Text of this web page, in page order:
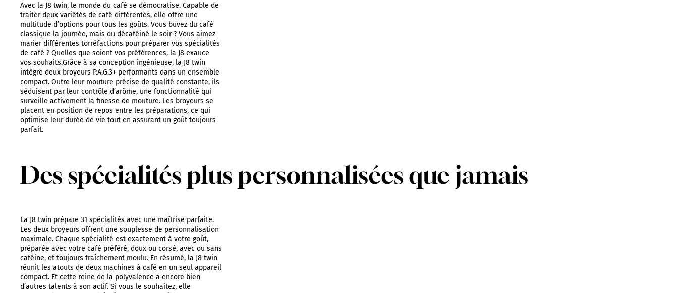
Avec la J8 twin, le monde du café se démocratise. Capable de
traiter deux variétés de café différentes, elle offre une
multitude d’options pour tous les goûts. Vous buvez du café
classique la journée, mais du décaféiné le soir ? Vous aimez
marier différentes torréfactions pour préparer vos spécialités
de café ? Quelles que soient vos préférences, la J8 exauce
vos souhaits.Grâce à sa conception ingénieuse, la J8 twin
intègre deux broyeurs P.A.G.3+ performants dans un ensemble
compact. Outre leur mouture précise de qualité constante, ils
séduisent par leur contrôle d’arôme, une fonctionnalité qui
surveille activement la finesse de mouture. Les broyeurs se
placent en position de repos entre les préparations, ce qui
optimise leur durée de vie tout en assurant un goût toujours
parfait.
Des spécialités plus personnalisées que jamais
La J8 twin prépare 31 spécialités avec une maîtrise parfaite.
Les deux broyeurs offrent une souplesse de personnalisation
maximale. Chaque spécialité est exactement à votre goût,
préparée avec votre café préféré, doux ou corsé, avec ou sans
caféine, et toujours fraîchement moulu. En résumé, la J8 twin
réunit les atouts de deux machines à café en un seul appareil
compact. Et cette reine de la polyvalence a encore bien
d’autres talents à son actif. Si vous le souhaitez, elle